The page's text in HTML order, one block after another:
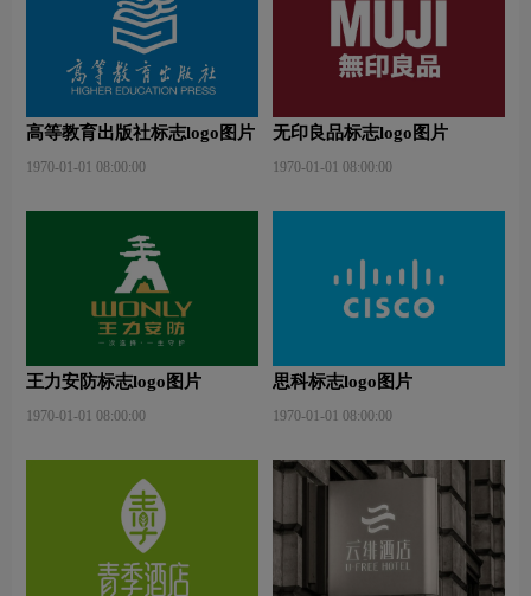
高等教育出版社标志logo图片
1970-01-01 08:00:00
无印良品标志logo图片
1970-01-01 08:00:00
王力安防标志logo图片
1970-01-01 08:00:00
思科标志logo图片
1970-01-01 08:00:00